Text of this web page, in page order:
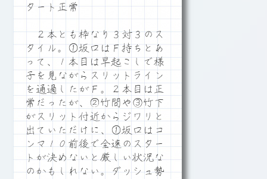
タート正常
２本とも枠なり３対３のス
タイル。①坂口はＦ持ちとあ
って、１本目は早起こしで様
子を見ながらスリットライン
を通過したがＦ。２本目は正
常だったが、②竹間や③竹下
がスリット付近からジワリと
出ていただけに、①坂口はコ
ンマ１０前後で全速のスター
トが決めないと厳しい状況な
のかもしれない。ダッシュ勢